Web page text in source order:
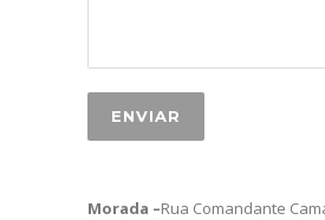
Morada –Rua Comandante